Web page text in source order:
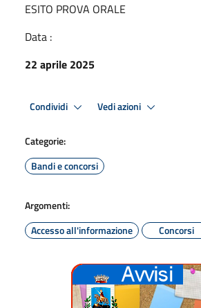
ESITO PROVA ORALE
Data :
22 aprile 2025
Condividi Vedi azioni
Categorie:
Bandi e concorsi
Argomenti:
Accesso all'informazione
Concorsi